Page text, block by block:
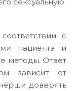
с
пациента и
методы. Ответ
зависит от
доверять